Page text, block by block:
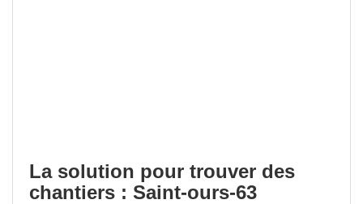
La solution pour trouver des
chantiers : Saint-ours-63